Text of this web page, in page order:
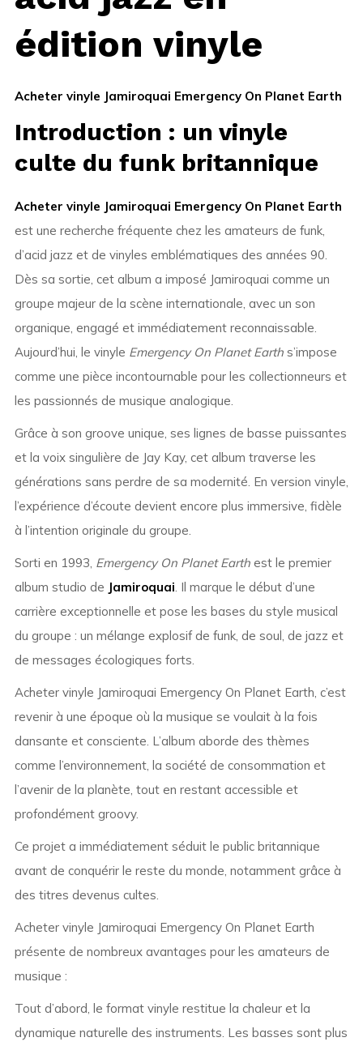
édition vinyle
Acheter vinyle Jamiroquai Emergency On Planet Earth
Introduction : un vinyle
culte du funk britannique
Acheter vinyle Jamiroquai Emergency On Planet Earth
est une recherche fréquente chez les amateurs de funk,
d’acid jazz et de vinyles emblématiques des années 90.
Dès sa sortie, cet album a imposé Jamiroquai comme un
groupe majeur de la scène internationale, avec un son
organique, engagé et immédiatement reconnaissable.
Aujourd’hui, le vinyle Emergency On Planet Earths’impose
comme une pièce incontournable pour les collectionneurs et
les passionnés de musique analogique.
Grâce à son groove unique, ses lignes de basse puissantes
et la voix singulière de Jay Kay, cet album traverse les
générations sans perdre de sa modernité. En version vinyle,
l’expérience d’écoute devient encore plus immersive, fidèle
à l’intention originale du groupe.
Sorti en 1993, Emergency On Planet Earthest le premier
album studio de Jamiroquai. Il marque le début d’une
carrière exceptionnelle et pose les bases du style musical
du groupe : un mélange explosif de funk, de soul, de jazz et
de messages écologiques forts.
Acheter vinyle Jamiroquai Emergency On Planet Earth, c’est
revenir à une époque où la musique se voulait à la fois
dansante et consciente. L’album aborde des thèmes
comme l’environnement, la société de consommation et
l’avenir de la planète, tout en restant accessible et
profondément groovy.
Ce projet a immédiatement séduit le public britannique
avant de conquérir le reste du monde, notamment grâce à
des titres devenus cultes.
Acheter vinyle Jamiroquai Emergency On Planet Earth
présente de nombreux avantages pour les amateurs de
musique :
Tout d’abord, le format vinyle restitue la chaleur et la
dynamique naturelle des instruments. Les basses sont plus